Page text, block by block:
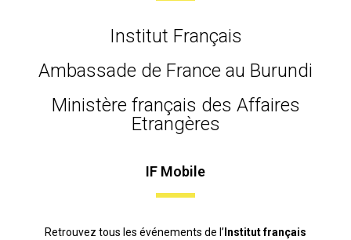
Institut Français
Ambassade de France au Burundi
Ministère français des Affaires
Etrangères
IF Mobile
Retrouvez tous les événements de l’ Institut français